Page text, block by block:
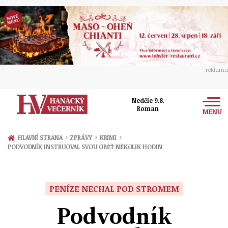
reklama
Neděle 9.8.
Roman
MENU
Zprávy
Ekonomika
HLAVNÍ STRANA › ZPRÁVY › KRIMI ›
PODVODNÍK INSTRUOVAL SVOU OBĚŤ NĚKOLIK HODIN
PENÍZE NECHAL POD STROMEM
Podvodník